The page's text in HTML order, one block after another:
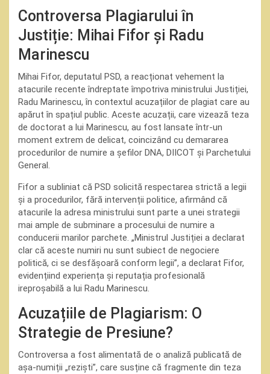
Controversa Plagiarului în
Justiție: Mihai Fifor și Radu
Marinescu
Mihai Fifor, deputatul PSD, a reacționat vehement la
atacurile recente îndreptate împotriva ministrului Justiției,
Radu Marinescu, în contextul acuzațiilor de plagiat care au
apărut în spațiul public. Aceste acuzații, care vizează teza
de doctorat a lui Marinescu, au fost lansate într-un
moment extrem de delicat, coincizând cu demararea
procedurilor de numire a șefilor DNA, DIICOT și Parchetului
General.
Fifor a subliniat că PSD solicită respectarea strictă a legii
și a procedurilor, fără intervenții politice, afirmând că
atacurile la adresa ministrului sunt parte a unei strategii
mai ample de subminare a procesului de numire a
conducerii marilor parchete. „Ministrul Justiției a declarat
clar că aceste numiri nu sunt subiect de negociere
politică, ci se desfășoară conform legii”, a declarat Fifor,
evidențiind experiența și reputația profesională
ireproșabilă a lui Radu Marinescu.
Acuzațiile de Plagiarism: O
Strategie de Presiune?
Controversa a fost alimentată de o analiză publicată de
așa-numiții „reziști”, care susține că fragmente din teza